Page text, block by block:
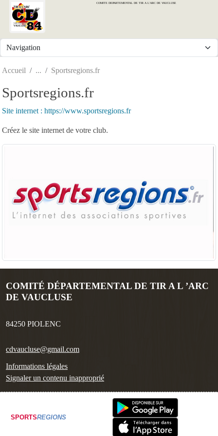
COMITE DEPARTEMENTAL DE TIR A L'ARC DE VAUCLUSE
Accueil Sportsregions.fr
Sportsregions.fr
Site internet : https://www.sportsregions.fr
Créez le site internet de votre club.
COMITÉ DÉPARTEMENTAL DE TIR A L ’ARC
DE VAUCLUSE
84250 PIOLENC
cdvaucluse@gmail.com
Informations légales
Signaler un contenu inapproprié
SPORTSREGIONS
Panneau de gestion des cookies